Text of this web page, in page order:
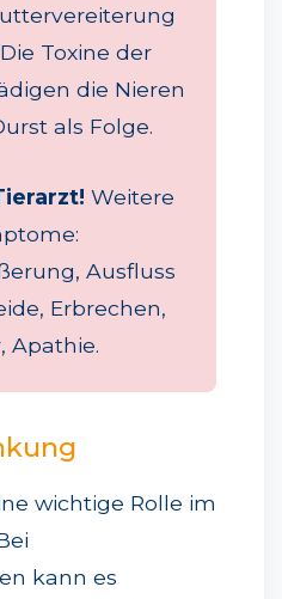
Toxine der
die Nieren
als Folge.
Weitere
Ausfluss
Erbrechen,
Apathie.
wichtige Rolle im
kann es